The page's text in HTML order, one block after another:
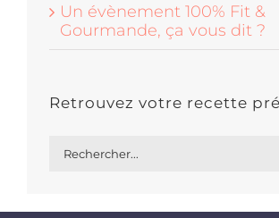
Un évènement 100% Fit &
Gourmande, ça vous dit ?
Retrouvez votre recette